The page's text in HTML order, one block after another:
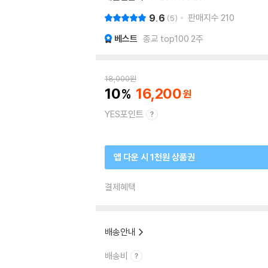
9.6 5 판매지수 210
베스트 종교 top100 2주
18,000원
10 16,200
YES포인트
앱 다운 시 1천원 상품권
결제혜택
배송안내
배송비